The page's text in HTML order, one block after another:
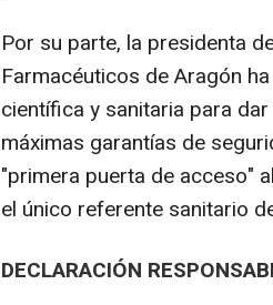
Por su parte, la presidenta
Farmacéuticos de Aragón
científica y sanitaria para
máximas garantías de
"primera puerta de acceso"
el único referente sanitario
DECLARACIÓN